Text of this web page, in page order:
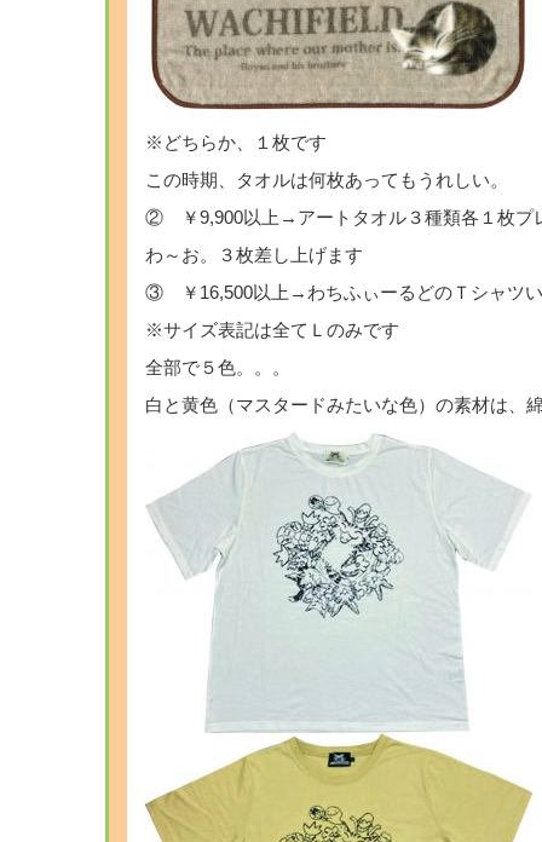
※どちらか、１枚です
この時期、タオルは何枚あってもうれしい。
② ￥9,900以上→アートタオル３種類各１枚プ
わ～お。３枚差し上げます
③ ￥16,500以上→わちふぃーるどのＴシャツい
※サイズ表記は全てＬのみです
全部で５色。。。
白と黄色（マスタードみたいな色）の素材は、